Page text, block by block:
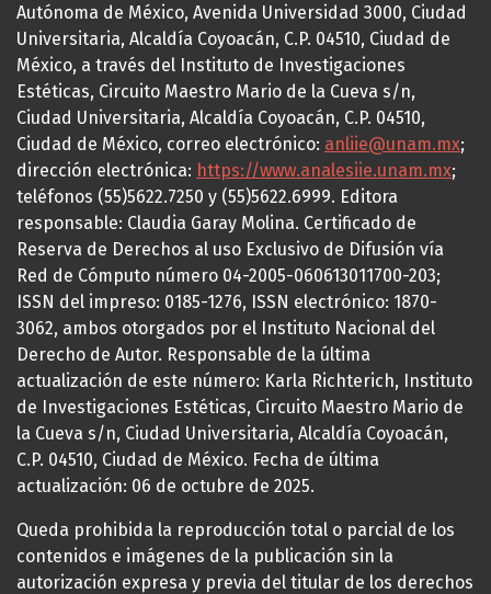
Autónoma de México, Avenida Universidad 3000, Ciudad
Universitaria, Alcaldía Coyoacán, C.P. 04510, Ciudad de
México, a través del Instituto de Investigaciones
Estéticas, Circuito Maestro Mario de la Cueva s/n,
Ciudad Universitaria, Alcaldía Coyoacán, C.P. 04510,
Ciudad de México, correo electrónico: anliie@unam.mx;
dirección electrónica: https://www.analesiie.unam.mx;
teléfonos (55)5622.7250 y (55)5622.6999. Editora
responsable: Claudia Garay Molina. Certificado de
Reserva de Derechos al uso Exclusivo de Difusión vía
Red de Cómputo número 04-2005-060613011700-203;
ISSN del impreso: 0185-1276, ISSN electrónico: 1870-
3062, ambos otorgados por el Instituto Nacional del
Derecho de Autor. Responsable de la última
actualización de este número: Karla Richterich, Instituto
de Investigaciones Estéticas, Circuito Maestro Mario de
la Cueva s/n, Ciudad Universitaria, Alcaldía Coyoacán,
C.P. 04510, Ciudad de México. Fecha de última
actualización: 06 de octubre de 2025.
Queda prohibida la reproducción total o parcial de los
contenidos e imágenes de la publicación sin la
autorización expresa y previa del titular de los derechos